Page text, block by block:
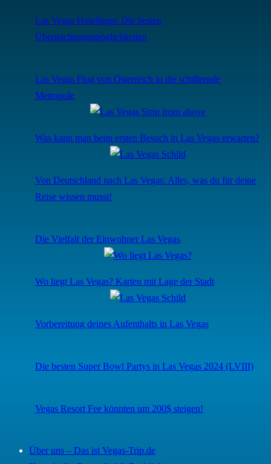
Las Vegas Hoteltipps: Die besten
Übernachtungsmöglichkeiten
Las Vegas Flug von Österreich in die schillernde
Metropole
Was kann man beim ersten Besuch in Las Vegas erwarten?
Von Deutschland nach Las Vegas: Alles, was du für deine
Reise wissen musst!
Die Vielfalt der Einwohner Las Vegas
Wo liegt Las Vegas? Karten mit Lage der Stadt
Vorbereitung deines Aufenthalts in Las Vegas
Die besten Super Bowl Partys in Las Vegas 2024 (LVIII)
Vegas Resort Fee könnten um 200$ steigen!
Über uns – Das ist Vegas-Trip.de